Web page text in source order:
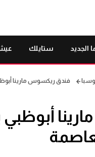
الجديد ستايلك
فندق ريكسوس مارينا
أبوظبي